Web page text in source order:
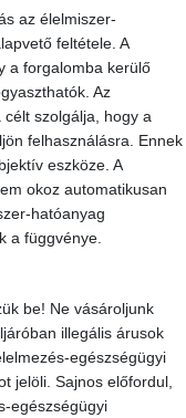
az élelmiszer-
feltétele. A
a forgalomba kerülő
Az
szolgálja, hogy a
felhasználásra. Ennek
eszköze. A
okoz automatikusan
hatóanyag
a függvénye.
be! Ne vásároljunk
illegális árusok
egészségügyi
jelöli. Sajnos előfordul,
egészségügyi